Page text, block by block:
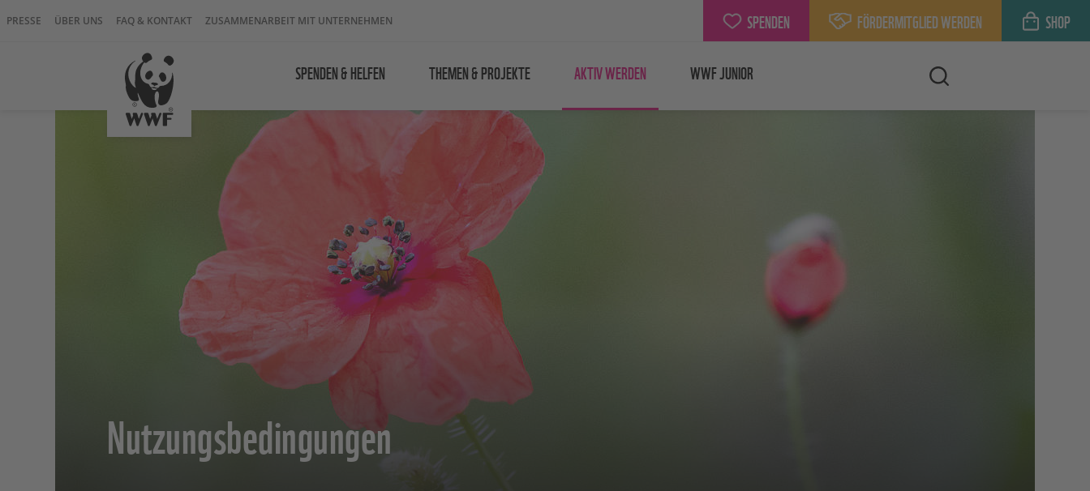
PRESSE ÜBER UNS FAQ & KONTAKT ZUSAMMENARBEIT MIT UNTERNEHMEN SPENDEN FÖRDERMITGLIED WERDEN SHOP
SPENDEN & HELFEN THEMEN & PROJEKTE AKTIV WERDEN WWF JUNIOR
Nutzungsbedingungen